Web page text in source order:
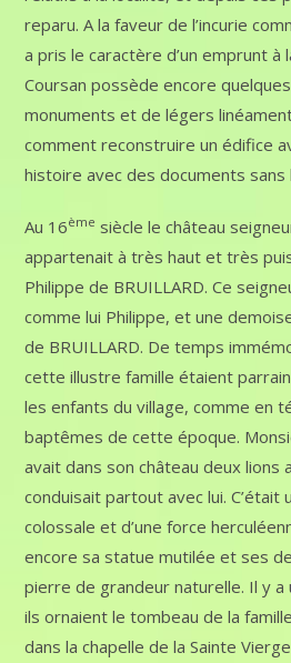
reparu. A la faveur de l’incurie
a pris le caractère d’un emprunt à
Coursan possède encore
monuments et de légers
comment reconstruire un édifice
histoire avec des documents sans
Au 16ème siècle le château
appartenait à très haut et très
Philippe de BRUILLARD. Ce
comme lui Philippe, et une
de BRUILLARD. De temps
cette illustre famille étaient
les enfants du village, comme en
baptêmes de cette époque.
avait dans son château deux lions
conduisait partout avec lui.
colossale et d’une force
encore sa statue mutilée et ses
pierre de grandeur naturelle. Il y a
ils ornaient le tombeau de la
dans la chapelle de la Sainte